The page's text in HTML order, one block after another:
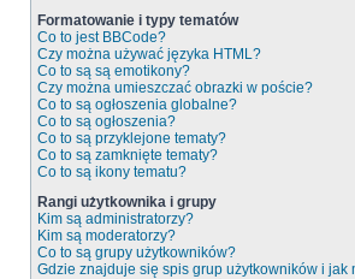
Formatowanie i typy tematów
Co to jest BBCode?
Czy można używać języka HTML?
Co to są są emotikony?
Czy można umieszczać obrazki w poście?
Co to są ogłoszenia globalne?
Co to są ogłoszenia?
Co to są przyklejone tematy?
Co to są zamknięte tematy?
Co to są ikony tematu?
Rangi użytkownika i grupy
Kim są administratorzy?
Kim są moderatorzy?
Co to są grupy użytkowników?
Gdzie znajduje się spis grup użytkowników i jak